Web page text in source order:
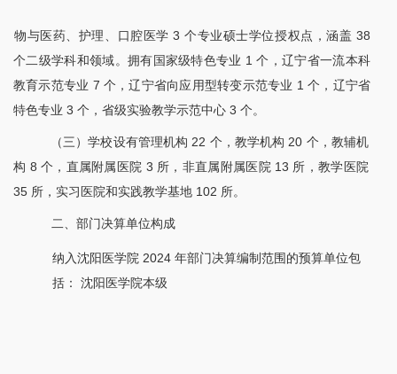
物与医药、护理、口腔医学 3 个专业硕士学位授权点，涵盖 38
个二级学科和领域。拥有国家级特色专业 1 个，辽宁省一流本科
教育示范专业 7 个，辽宁省向应用型转变示范专业 1 个，辽宁省
特色专业 3 个，省级实验教学示范中心 3 个。
（三）学校设有管理机构 22 个，教学机构 20 个，教辅机
构 8 个，直属附属医院 3 所，非直属附属医院 13 所，教学医院
35 所，实习医院和实践教学基地 102 所。
二、部门决算单位构成
纳入沈阳医学院 2024 年部门决算编制范围的预算单位包
括： 沈阳医学院本级